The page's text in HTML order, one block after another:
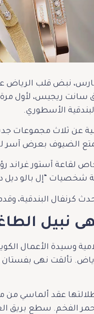
نبض قلب الرياض
سانت ريجيس، لأول مرة
الأسطوري.
ثلاث مجموعات جديدة
الضيوف بعرض آسر
لقاعة آستور غراند
شخصيات “إل بالو ديل
كرنفال البندقية،
نبيل
وسيدة الأعمال
تألقت نهى
الفخم. سطع بريق